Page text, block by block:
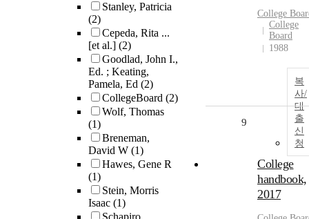
Stanley, Patricia
(2)
Cepeda, Rita ...
[et al.] (2)
Goodlad, John I.,
Ed. ; Keating,
Pamela, Ed (2)
CollegeBoard (2)
Wolf, Thomas
(1)
Breneman,
David W (1)
Hawes, Gene R
(1)
Stein, Morris
Isaac (1)
College
College
Board
1988
복
사/
대
출
신
청
9
College
handbook,
2017